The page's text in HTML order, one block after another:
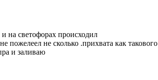
на светофорах происходил
пожелеел не сколько .прихвата как такового
и заливаю